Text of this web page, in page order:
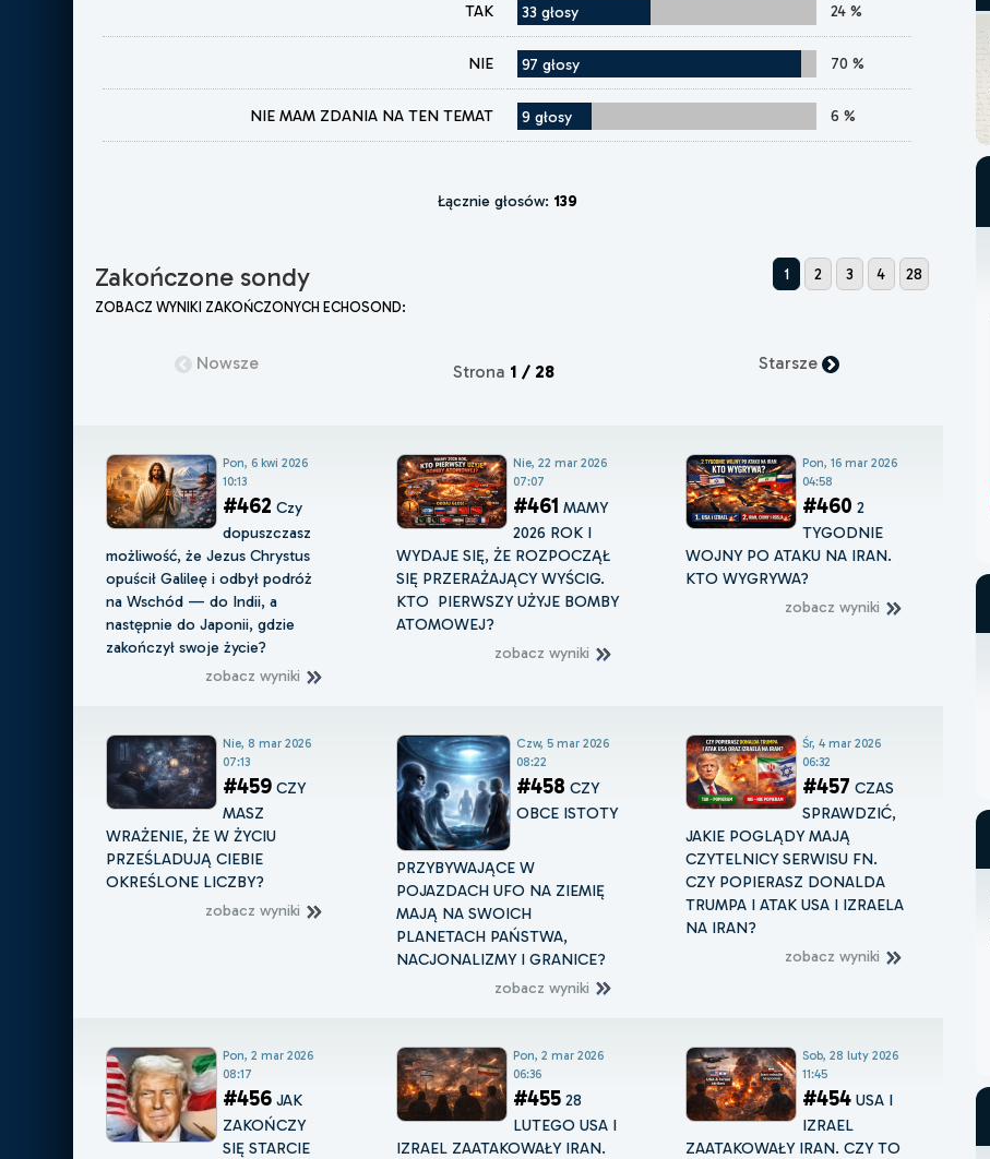
TAK 33 głosy 24 %
NIE 97 głosy 70 %
NIE MAM ZDANIA NA TEN TEMAT 9 głosy 6 %
Łącznie głosów: 139
Zakończone sondy
ZOBACZ WYNIKI ZAKOŃCZONYCH ECHOSOND:
1 2 3 4 28
Nowsze Strona 1 / 28 Starsze
Pon, 6 kwi 2026
10:13
#462 Czy
dopuszczasz
możliwość, że Jezus Chrystus
opuścił Galileę i odbył podróż
na Wschód — do Indii, a
następnie do Japonii, gdzie
zakończył swoje życie?
zobacz wyniki
Nie, 22 mar 2026
07:07
#461 MAMY
2026 ROK I
WYDAJE SIĘ, ŻE ROZPOCZĄŁ
SIĘ PRZERAŻAJĄCY WYŚCIG.
KTO PIERWSZY UŻYJE BOMBY
ATOMOWEJ?
zobacz wyniki
Pon, 16 mar 2026
04:58
#460 2
TYGODNIE
WOJNY PO ATAKU NA IRAN.
KTO WYGRYWA?
zobacz wyniki
Nie, 8 mar 2026
07:13
#459 CZY
MASZ
WRAŻENIE, ŻE W ŻYCIU
PRZEŚLADUJĄ CIEBIE
OKREŚLONE LICZBY?
zobacz wyniki
Czw, 5 mar 2026
08:22
#458 CZY
OBCE ISTOTY
PRZYBYWAJĄCE W
POJAZDACH UFO NA ZIEMIĘ
MAJĄ NA SWOICH
PLANETACH PAŃSTWA,
NACJONALIZMY I GRANICE?
zobacz wyniki
Śr, 4 mar 2026
06:32
#457 CZAS
SPRAWDZIĆ,
JAKIE POGLĄDY MAJĄ
CZYTELNICY SERWISU FN.
CZY POPIERASZ DONALDA
TRUMPA I ATAK USA I IZRAELA
NA IRAN?
zobacz wyniki
Pon, 2 mar 2026
08:17
#456 JAK
ZAKOŃCZY
SIĘ STARCIE
Pon, 2 mar 2026
06:36
#45528
LUTEGO USA I
IZRAEL ZAATAKOWAŁY IRAN.
Sob, 28 luty 2026
11:45
#454 USA I
IZRAEL
ZAATAKOWAŁY IRAN. CZY TO